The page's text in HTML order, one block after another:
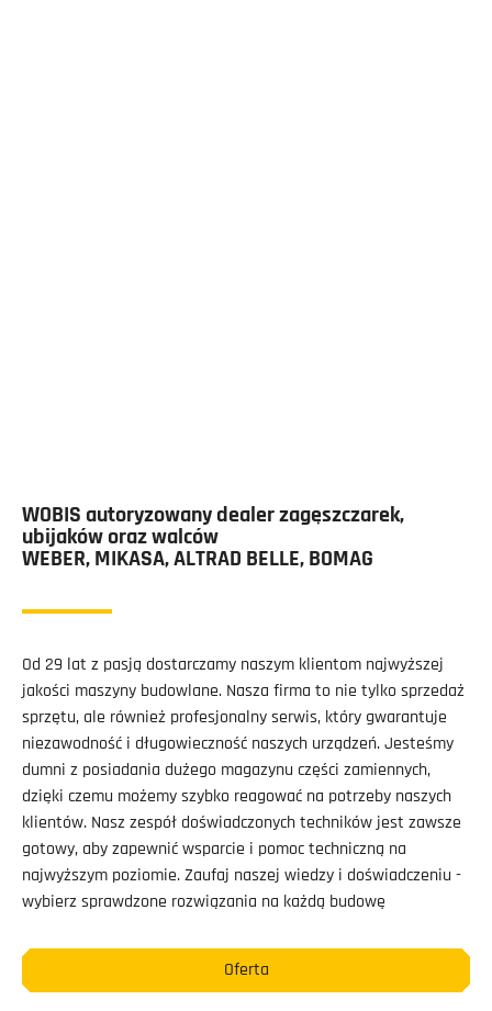
WOBIS autoryzowany dealer zagęszczarek,
ubijaków oraz walców
WEBER, MIKASA, ALTRAD BELLE, BOMAG
Od 29 lat z pasją dostarczamy naszym klientom najwyższej
jakości maszyny budowlane. Nasza firma to nie tylko sprzedaż
sprzętu, ale również profesjonalny serwis, który gwarantuje
niezawodność i długowieczność naszych urządzeń. Jesteśmy
dumni z posiadania dużego magazynu części zamiennych,
dzięki czemu możemy szybko reagować na potrzeby naszych
klientów. Nasz zespół doświadczonych techników jest zawsze
gotowy, aby zapewnić wsparcie i pomoc techniczną na
najwyższym poziomie. Zaufaj naszej wiedzy i doświadczeniu -
wybierz sprawdzone rozwiązania na każdą budowę
Oferta